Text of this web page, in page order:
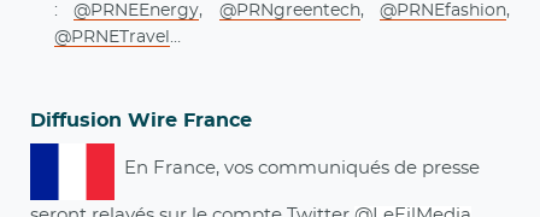
:@PRNEEnergy, @PRNgreentech,@PRNEfashion,
@PRNETravel …
Diffusion Wire France
En France, vos communiqués de presse